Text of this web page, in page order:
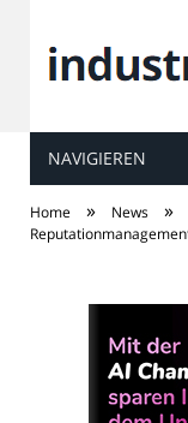
NAVIGIEREN
Home » News »